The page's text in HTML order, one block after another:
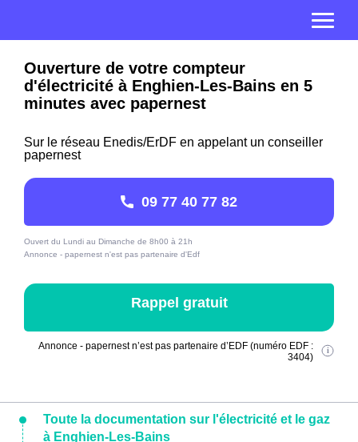
Ouverture de votre compteur
d'électricité à Enghien-Les-Bains en 5
minutes avec papernest
Sur le réseau Enedis/ErDF en appelant un conseiller
papernest
09 77 40 77 82
Ouvert du Lundi au Dimanche de 8h00 à 21h
Annonce - papernest n'est pas partenaire d'Edf
Rappel gratuit
Annonce - papernest n’est pas partenaire d’EDF (numéro EDF :
3404)
Toute la documentation sur l'électricité et le gaz
à Enghien-Les-Bains